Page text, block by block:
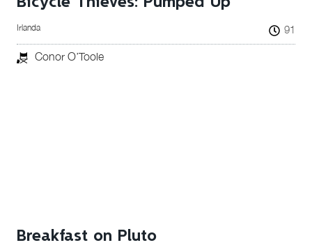
Irlanda 91
Conor O’Toole
Breakfast on Pluto